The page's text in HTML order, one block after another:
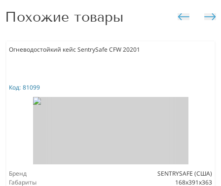
Похожие товары
Огневодостойкий кейс SentrySafe CFW 20201
Код: 81099
Бренд
SENTRYSAFE (США)
Габариты
168x391x363